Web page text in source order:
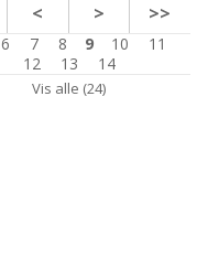
< > >>
6 7 8 9 10
11
12
13 14
Vis alle (24)